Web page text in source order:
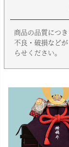
商品の品質につ
不良・破損など
らせください。